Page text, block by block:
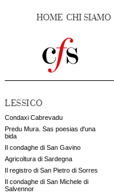
HOME CHI SIAMO
LESSICO
Condaxi Cabrevadu
Predu Mura. Sas poesias d'una
bida
Il condaghe di San Gavino
Agricoltura di Sardegna
Il registro di San Pietro di Sorres
Il condaghe di San Michele di
Salvennor